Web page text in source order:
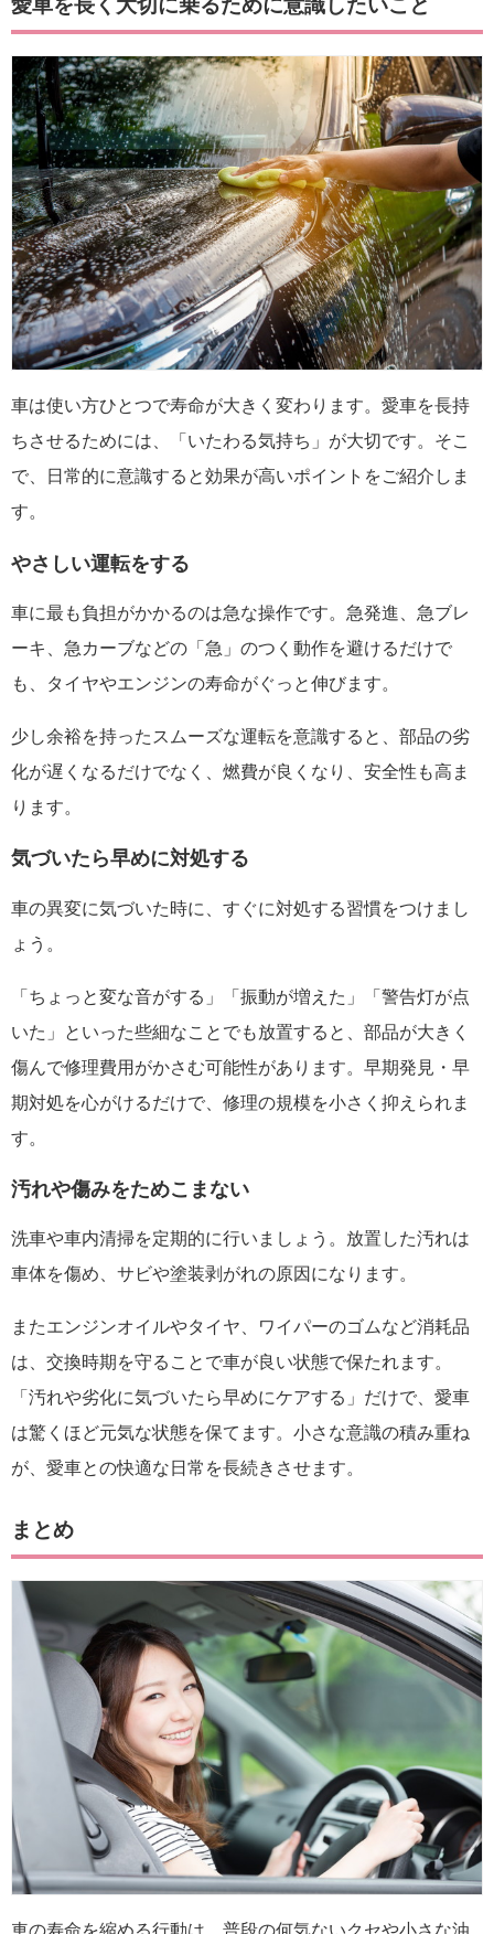
車は使い方ひとつで寿命が大きく変わります。愛車を長持
ちさせるためには、「いたわる気持ち」が大切です。そこ
で、日常的に意識すると効果が高いポイントをご紹介しま
す。
やさしい運転をする
車に最も負担がかかるのは急な操作です。急発進、急ブレ
ーキ、急カーブなどの「急」のつく動作を避けるだけで
も、タイヤやエンジンの寿命がぐっと伸びます。
少し余裕を持ったスムーズな運転を意識すると、部品の劣
化が遅くなるだけでなく、燃費が良くなり、安全性も高ま
ります。
気づいたら早めに対処する
車の異変に気づいた時に、すぐに対処する習慣をつけまし
ょう。
「ちょっと変な音がする」「振動が増えた」「警告灯が点
いた」といった些細なことでも放置すると、部品が大きく
傷んで修理費用がかさむ可能性があります。早期発見・早
期対処を心がけるだけで、修理の規模を小さく抑えられま
す。
汚れや傷みをためこまない
洗車や車内清掃を定期的に行いましょう。放置した汚れは
車体を傷め、サビや塗装剥がれの原因になります。
またエンジンオイルやタイヤ、ワイパーのゴムなど消耗品
は、交換時期を守ることで車が良い状態で保たれます。
「汚れや劣化に気づいたら早めにケアする」だけで、愛車
は驚くほど元気な状態を保てます。小さな意識の積み重ね
が、愛車との快適な日常を長続きさせます。
まとめ